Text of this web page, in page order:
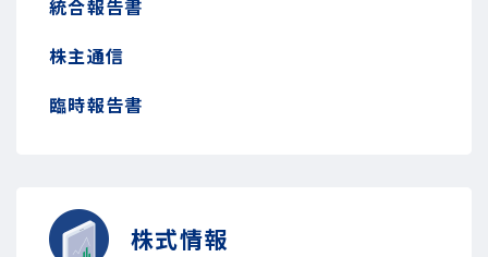
統合報告書
株主通信
臨時報告書
株式情報